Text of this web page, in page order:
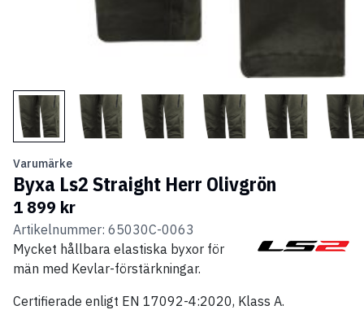
Varumärke
Byxa Ls2 Straight Herr Olivgrön
1 899 kr
Artikelnummer: 65030C-0063
Mycket hållbara elastiska byxor för
män med Kevlar-förstärkningar.
Certifierade enligt EN 17092-4:2020, Klass A.